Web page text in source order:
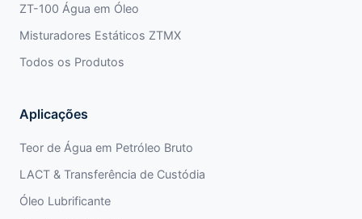
ZT-100 Água em Óleo
Misturadores Estáticos ZTMX
Todos os Produtos
Aplicações
Teor de Água em Petróleo Bruto
LACT & Transferência de Custódia
Óleo Lubrificante